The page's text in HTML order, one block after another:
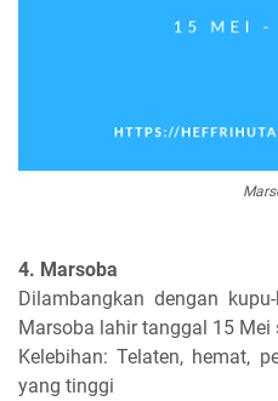
4. Marsoba
Dilambangkan dengan
Marsoba lahir tanggal 15 Mei
Kelebihan: Telaten, hemat,
yang tinggi